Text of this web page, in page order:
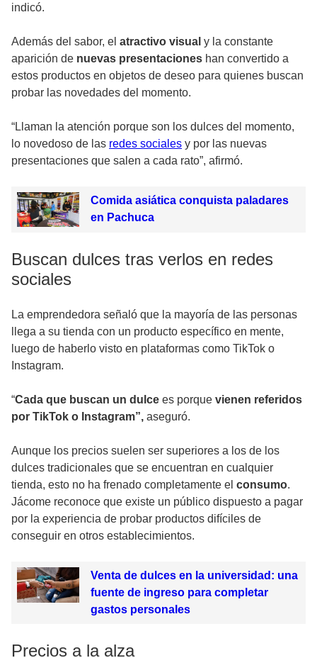
indicó.
Además del sabor, el atractivo visual y la constante
aparición de nuevas presentaciones han convertido a
estos productos en objetos de deseo para quienes buscan
probar las novedades del momento.
“Llaman la atención porque son los dulces del momento,
lo novedoso de las redes sociales y por las nuevas
presentaciones que salen a cada rato”, afirmó.
Comida asiática conquista paladares
en Pachuca
Buscan dulces tras verlos en redes
sociales
La emprendedora señaló que la mayoría de las personas
llega a su tienda con un producto específico en mente,
luego de haberlo visto en plataformas como TikTok o
Instagram.
“Cada que buscan un dulce es porque vienen referidos
por TikTok o Instagram”, aseguró.
Aunque los precios suelen ser superiores a los de los
dulces tradicionales que se encuentran en cualquier
tienda, esto no ha frenado completamente el consumo.
Jácome reconoce que existe un público dispuesto a pagar
por la experiencia de probar productos difíciles de
conseguir en otros establecimientos.
Venta de dulces en la universidad: una
fuente de ingreso para completar
gastos personales
Precios a la alza